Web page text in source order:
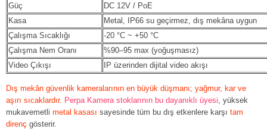
Güç
DC 12V / PoE
Kasa
Metal, IP66 su geçirmez, dış mekâna uygun
Çalışma Sıcaklığı
-20 °C ~ +50 °C
Çalışma Nem Oranı
%90–95 max (yoğuşmasız)
Video Çıkışı
IP üzerinden dijital video akışı
Dış mekân güvenlik kameralarının en büyük düşmanı; yağmur, kar ve
aşırı sıcaklardır. Perpa Kamera stoklarının bu dayanıklı üyesi , yüksek
mukavemetli metal kasası sayesinde tüm bu dış etkenlere karşı tam
direnç gösterir.